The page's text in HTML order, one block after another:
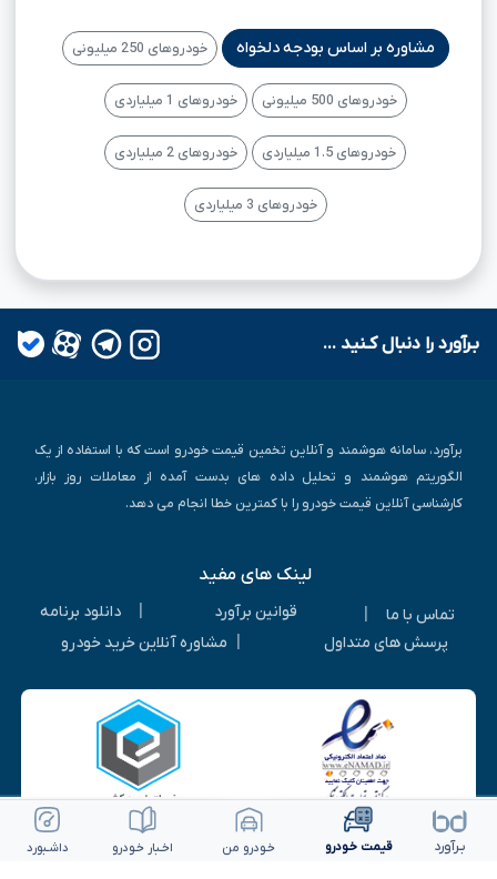
مشاوره بر اساس بودجه دلخواه خودروهای 250 میلیونی
خودروهای 500 میلیونی خودروهای 1 میلیاردی
خودروهای 1.5 میلیاردی خودروهای 2 میلیاردی
خودروهای 3 میلیاردی
ویرایش خودرو ثبت آگهی رایگان
بـرآورد را دنبال کـنید ...
برآورد، سامانه هوشمند و آنلاین تخمین قیمت خودرو است که با استفاده از یک
الگوریتم هوشمند و تحلیل داده های بدست آمده از معاملات روز بازار،
کارشناسی آنلاین قیمت خودرو را با کمترین خطا انجام می دهد.
لینک های مفید
تماس با ما قوانین برآورد
دانلود برنامه
پرسش های متداول
مشاوره آنلاین خرید خودرو
بـرآورد قیمت خـودرو خـودرو من اخـبار خـودرو داشـبورد